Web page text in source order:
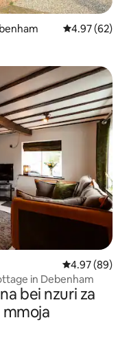
Ukadiriaji wa
4.97 (62)
Ukadiriaji wa
4.97 (89)
in Debenham
bei nzuri za